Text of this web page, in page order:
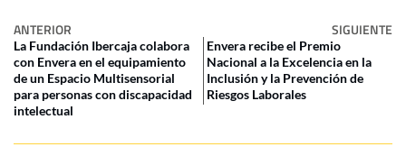
ANTERIOR SIGUIENTE
La Fundación Ibercaja colabora
con Envera en el equipamiento
de un Espacio Multisensorial
para personas con discapacidad
intelectual
Envera recibe el Premio
Nacional a la Excelencia en la
Inclusión y la Prevención de
Riesgos Laborales